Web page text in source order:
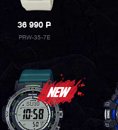
36 990P
PRW-35-7E